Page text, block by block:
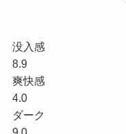
没入感
8.9
爽快感
4.0
ダーク